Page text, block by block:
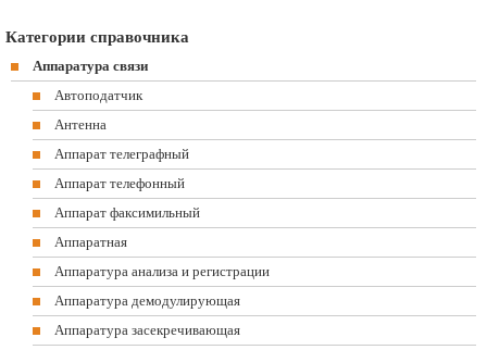
Категории справочника
Аппаратура связи
Автоподатчик
Антенна
Аппарат телеграфный
Аппарат телефонный
Аппарат факсимильный
Аппаратная
Аппаратура анализа и регистрации
Аппаратура демодулирующая
Аппаратура засекречивающая